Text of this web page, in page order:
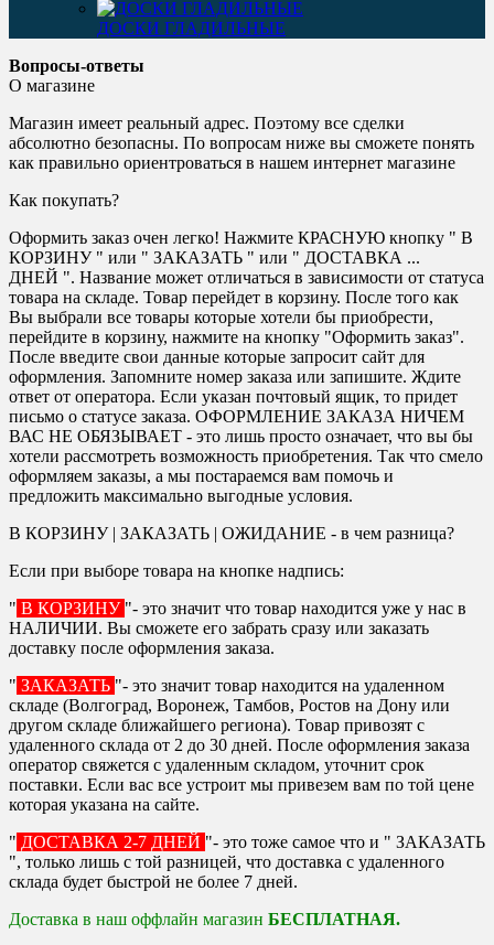
ДОСКИ ГЛАДИЛЬНЫЕ
Вопросы-ответы
О магазине
Магазин имеет реальный адрес. Поэтому все сделки
абсолютно безопасны. По вопросам ниже вы сможете понять
как правильно ориентроваться в нашем интернет магазине
Как покупать?
Оформить заказ очен легко! Нажмите КРАСНУЮ кнопку " В
КОРЗИНУ " или " ЗАКАЗАТЬ " или " ДОСТАВКА ...
ДНЕЙ ". Название может отличаться в зависимости от статуса
товара на складе. Товар перейдет в корзину. После того как
Вы выбрали все товары которые хотели бы приобрести,
перейдите в корзину, нажмите на кнопку "Оформить заказ".
После введите свои данные которые запросит сайт для
оформления. Запомните номер заказа или запишите. Ждите
ответ от оператора. Если указан почтовый ящик, то придет
письмо о статусе заказа. ОФОРМЛЕНИЕ ЗАКАЗА НИЧЕМ
ВАС НЕ ОБЯЗЫВАЕТ - это лишь просто означает, что вы бы
хотели рассмотреть возможность приобретения. Так что смело
оформляем заказы, а мы постараемся вам помочь и
предложить максимально выгодные условия.
В КОРЗИНУ | ЗАКАЗАТЬ | ОЖИДАНИЕ - в чем разница?
Если при выборе товара на кнопке надпись:
" В КОРЗИНУ "- это значит что товар находится уже у нас в
НАЛИЧИИ. Вы сможете его забрать сразу или заказать
доставку после оформления заказа.
" ЗАКАЗАТЬ "- это значит товар находится на удаленном
складе (Волгоград, Воронеж, Тамбов, Ростов на Дону или
другом складе ближайшего региона). Товар привозят с
удаленного склада от 2 до 30 дней. После оформления заказа
оператор свяжется с удаленным складом, уточнит срок
поставки. Если вас все устроит мы привезем вам по той цене
которая указана на сайте.
" ДОСТАВКА 2-7 ДНЕЙ "- это тоже самое что и " ЗАКАЗАТЬ
", только лишь с той разницей, что доставка с удаленного
склада будет быстрой не более 7 дней.
Доставка в наш оффлайн магазин БЕСПЛАТНАЯ.